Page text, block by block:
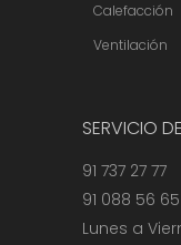
Calefacción
Ventilación
SERVICIO
91 737 27
91 088 56
Lunes a